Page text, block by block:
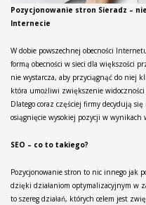
Pozycjonowanie stron Sieradz –
Internecie
W dobie powszechnej obecności
formą obecności w sieci dla większości
nie wystarcza, aby przyciągnąć do niej
która umożliwi zwiększenie
Dlatego coraz częściej firmy decydują
osiągnięcie wysokiej pozycji w wynikach
SEO – co to takiego?
Pozycjonowanie stron to nic innego jak
dzięki działaniom optymalizacyjnym w
to szereg działań, których celem jest